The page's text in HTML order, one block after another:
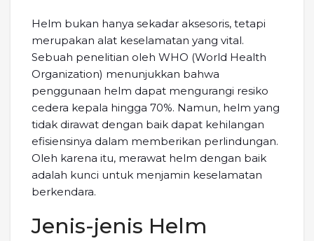
Helm bukan hanya sekadar aksesoris, tetapi
merupakan alat keselamatan yang vital.
Sebuah penelitian oleh WHO (World Health
Organization) menunjukkan bahwa
penggunaan helm dapat mengurangi resiko
cedera kepala hingga 70%. Namun, helm yang
tidak dirawat dengan baik dapat kehilangan
efisiensinya dalam memberikan perlindungan.
Oleh karena itu, merawat helm dengan baik
adalah kunci untuk menjamin keselamatan
berkendara.
Jenis-jenis Helm